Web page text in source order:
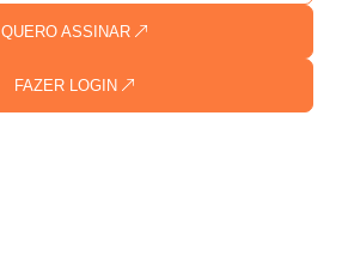
FAZER LOGIN
QUERO ASSINAR